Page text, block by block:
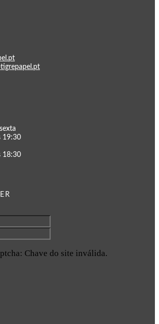
19:30
18:30
Chave do site inválida.